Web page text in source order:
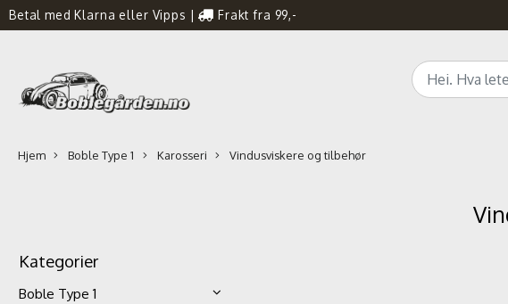
Betal med Klarna eller Vipps | Frakt fra 99,-
Hjem Boble Type 1 Karosseri Vindusviskere og tilbehør
Kategorier
Boble Type 1